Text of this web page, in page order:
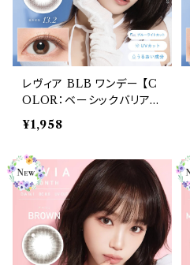
レヴィア BLB ワンデー 【C
OLOR：ベーシックバリア】
1箱10枚 14.1mm 度なし
度あり カラコン Revia BL
¥1,958